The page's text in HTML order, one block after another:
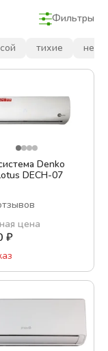
Фильтры
Сбросить фильтры
тихие
Denko
DECH-07
цена
₽